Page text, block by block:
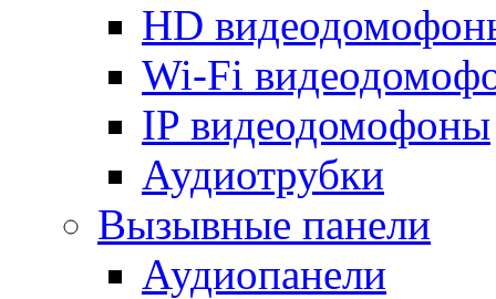
HD
Wi-Fi
IP видеодомофоны
Аудиотрубки
Вызывные панели
Аудиопанели